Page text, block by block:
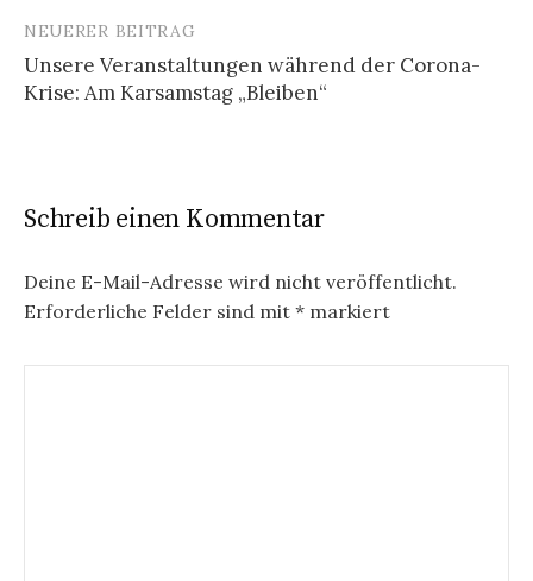
e
i
t
g
s
-
NEUERER BEITRAG
Unsere Veranstaltungen während der Corona-
Krise: Am Karsamstag „Bleiben“
Schreib einen Kommentar
Deine E-Mail-Adresse wird nicht veröffentlicht.
Erforderliche Felder sind mit * markiert